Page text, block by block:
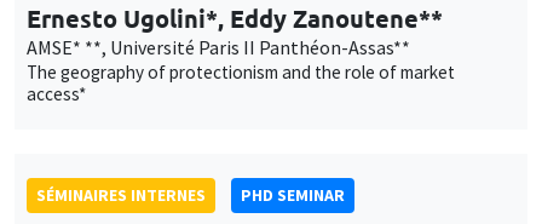
Ernesto Ugolini*, Eddy Zanoutene**
AMSE* **, Université Paris II Panthéon-Assas**
The geography of protectionism and the role of market
access*
SÉMINAIRES INTERNES
PHD SEMINAR